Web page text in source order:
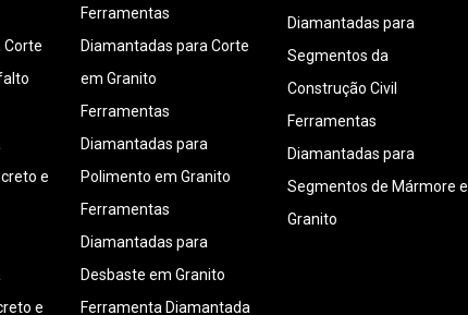
Corte
e
e
Ferramentas
Diamantadas para Corte
em Granito
Ferramentas
Diamantadas para
Polimento em Granito
Ferramentas
Diamantadas para
Desbaste em Granito
Ferramenta Diamantada
Diamantadas para
Segmentos da
Construção Civil
Ferramentas
Diamantadas para
Segmentos de Mármore e
Granito